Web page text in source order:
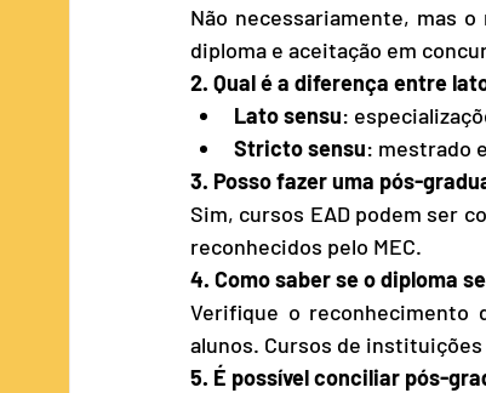
Não necessariamente, mas
diploma e aceitação em
2. Qual é a diferença entre
Lato sensu:
Stricto sensu: mestrado
3. Posso fazer uma pós-
Sim, cursos EAD podem ser
reconhecidos pelo MEC.
4. Como saber se o diploma
Verifique o reconhecimento
alunos. Cursos de
5. É possível conciliar pós-